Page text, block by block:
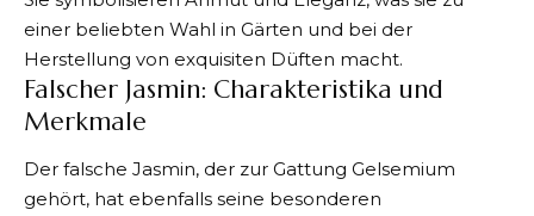
einer beliebten Wahl in Gärten und bei der
Herstellung von exquisiten Düften macht.
Falscher Jasmin: Charakteristika und
Merkmale
Der falsche Jasmin, der zur Gattung Gelsemium
gehört, hat ebenfalls seine besonderen